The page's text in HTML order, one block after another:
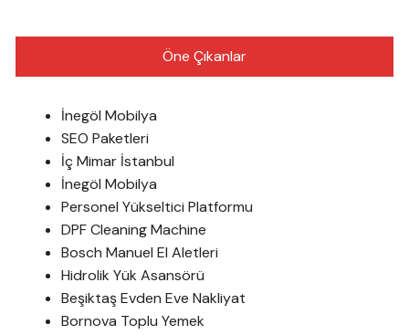
Öne Çıkanlar
İnegöl Mobilya
SEO Paketleri
İç Mimar İstanbul
İnegöl Mobilya
Personel Yükseltici Platformu
DPF Cleaning Machine
Bosch Manuel El Aletleri
Hidrolik Yük Asansörü
Beşiktaş Evden Eve Nakliyat
Bornova Toplu Yemek